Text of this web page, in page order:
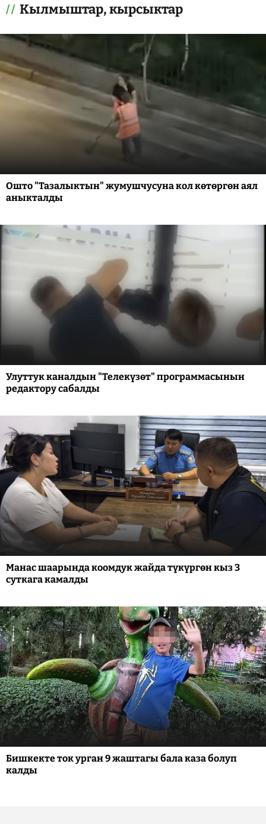
Кылмыштар, кырсыктар
Ошто "Тазалыктын" жумушчусуна кол көтөргөн аял
аныкталды
Улуттук каналдын "Телекүзөт" программасынын
редактору сабалды
Манас шаарында коомдук жайда түкүргөн кыз 3
суткага камалды
Бишкекте ток урган 9 жаштагы бала каза болуп
калды